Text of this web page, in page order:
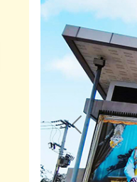
Previous